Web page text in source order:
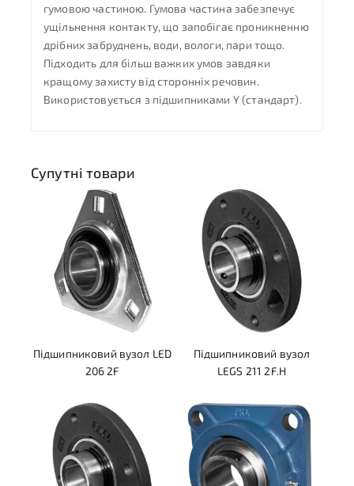
гумовою частиною. Гумова частина забезпечує
ущільнення контакту, що запобігає проникненню
дрібних забруднень, води, вологи, пари тощо.
Підходить для більш важких умов завдяки
кращому захисту від сторонніх речовин.
Використовується з підшипниками Y (стандарт).
Супутні товари
Підшипниковий вузол LED
206 2F
Підшипниковий вузол
LEGS 211 2F.H